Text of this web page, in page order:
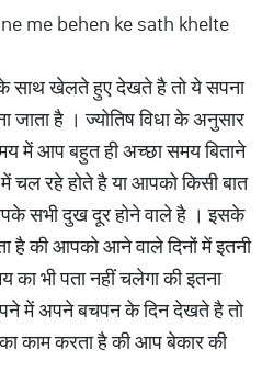
me behen ke sath khelte
खेलते हुए देखते है तो ये सपना
है । ज्योतिष विधा के अनुसार
में आप बहुत ही अच्छा समय बिताने
रहे होते है या आपको किसी बात
सभी दुख दूर होने वाले है । इसके
है की आपको आने वाले दिनों में इतनी
का भी पता नहीं चलेगा की इतना
में अपने बचपन के दिन देखते है तो
काम करता है की आप बेकार की